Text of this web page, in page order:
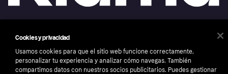
Copyright © 2005-2026 Klarna Bank AB (publ). Sede central: Stockholm, Sweden. Todos
los derechos reservados. Klarna Bank AB (publ). Sveavägen 46, 111 34 Stockholm.
Aviso Sobre CookiesKlarna.com
Cookies y privacidad
Usamos cookies para que el sitio web funcione correctamente,
personalizar tu experiencia y analizar cómo navegas. También
compartimos datos con nuestros socios publicitarios. Puedes gestionar